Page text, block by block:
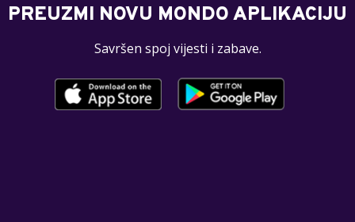
PREUZMI NOVU MONDO APLIKACIJU
Savršen spoj vijesti i zabave.